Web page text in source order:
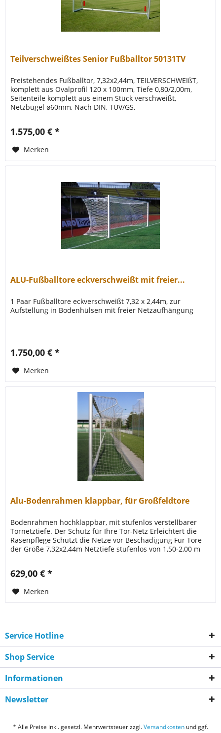
Teilverschweißtes Senior Fußballtor 50131TV
Freistehendes Fußballtor, 7,32x2,44m, TEILVERSCHWEIßT,
komplett aus Ovalprofil 120 x 100mm, Tiefe 0,80/2,00m,
Seitenteile komplett aus einem Stück verschweißt,
Netzbügel ø60mm, Nach DIN, TÜV/GS,
1.575,00 € *
Merken
ALU-Fußballtore eckverschweißt mit freier...
1 Paar Fußballtore eckverschweißt 7,32 x 2,44m, zur
Aufstellung in Bodenhülsen mit freier Netzaufhängung
1.750,00 € *
Merken
Alu-Bodenrahmen klappbar, für Großfeldtore
Bodenrahmen hochklappbar, mit stufenlos verstellbarer
Tornetztiefe. Der Schutz für Ihre Tor-Netz Erleichtert die
Rasenpflege Schützt die Netze vor Beschädigung Für Tore
der Größe 7,32x2,44m Netztiefe stufenlos von 1,50-2,00 m
629,00 € *
Merken
Service Hotline
Shop Service
Informationen
Newsletter
* Alle Preise inkl. gesetzl. Mehrwertsteuer zzgl.Versandkosten und ggf.